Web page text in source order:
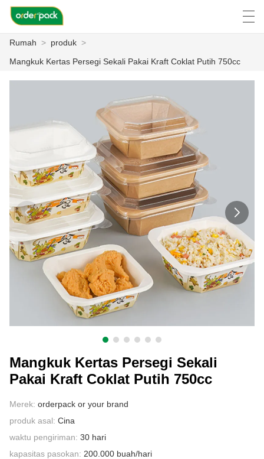
TENTANG KAMI
BERITA
KASUS
PABRIK ACARA
HUBUNGI KAMI
العربية Deutsch
Rumah > produk >
Mangkuk Kertas Persegi Sekali Pakai Kraft Coklat Putih 750cc
Mangkuk Kertas Persegi Sekali
Pakai Kraft Coklat Putih 750cc
Merek: orderpack or your brand
produk asal: Cina
waktu pengiriman: 30 hari
kapasitas pasokan: 200.000 buah/hari